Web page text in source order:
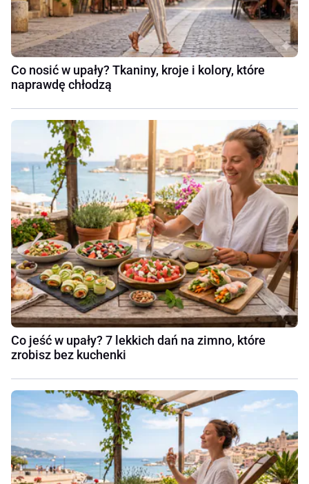
Co nosić w upały? Tkaniny, kroje i kolory, które
naprawdę chłodzą
Co jeść w upały? 7 lekkich dań na zimno, które
zrobisz bez kuchenki